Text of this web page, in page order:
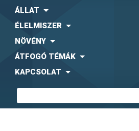
ÁLLAT
ÉLELMISZER
NÖVÉNY
ÁTFOGÓ TÉMÁK
KAPCSOLAT